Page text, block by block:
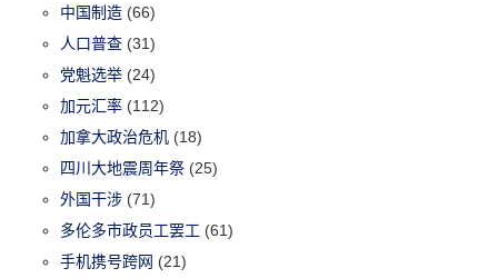
中国制造 (66)
人口普查 (31)
党魁选举 (24)
加元汇率 (112)
加拿大政治危机 (18)
四川大地震周年祭 (25)
外国干涉 (71)
多伦多市政员工罢工 (61)
手机携号跨网 (21)